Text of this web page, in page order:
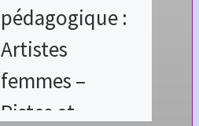
pédagogique :
Artistes
femmes –
Pistes et